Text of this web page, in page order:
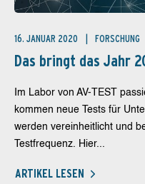
16. JANUAR 2020 FORSCHUNG
Das bringt das Jahr
Im Labor von AV-TEST
kommen neue Tests für
werden vereinheitlicht und
Testfrequenz. Hier...
ARTIKEL LESEN